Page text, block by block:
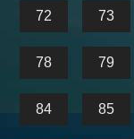
72 73
78 79
84 85